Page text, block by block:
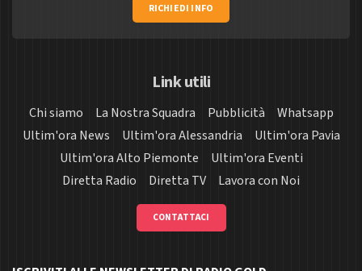
RICHIEDI INFO
Link utili
Chi siamo La Nostra Squadra Pubblicità
Whatsapp
Ultim'ora News
Ultim'ora Alessandria
Ultim'ora Pavia
Ultim'ora Alto Piemonte
Ultim'ora Eventi
Diretta Radio
Diretta TV Lavora con Noi
CONTATTACI